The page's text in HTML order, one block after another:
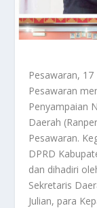
Pesawaran,
Pesawaran
Penyampaian
Daerah
Pesawaran.
DPRD
dan dihadiri
Sekretaris
Julian, para